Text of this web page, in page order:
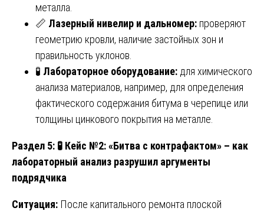
металла.
📏 Лазерный нивелир и дальномер: проверяют
геометрию кровли, наличие застойных зон и
правильность уклонов.
🧪 Лабораторное оборудование: для химического
анализа материалов, например, для определения
фактического содержания битума в черепице или
толщины цинкового покрытия на металле.
Раздел 5: 🧪 Кейс №2: «Битва с контрафактом» – как
лабораторный анализ разрушил аргументы
подрядчика
Ситуация: После капитального ремонта плоской